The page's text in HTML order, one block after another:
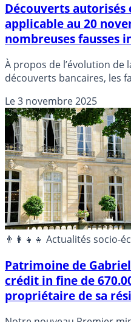
Découverts
applicable au 20
nombreuses fausses
À propos de l’évolution de
découverts bancaires, les
sera pas interdit par la
Le3 novembre 2025
👨‍👩‍👧‍👧 Actualités socio-
Patrimoine de
crédit in fine de
propriétaire de sa